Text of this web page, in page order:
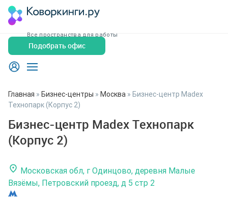
Все пространства для работы
Подобрать офис
Главная » Бизнес-центры » Москва » Бизнес-центр Madex
Технопарк (Корпус 2)
Бизнес-центр Madex Технопарк
(Корпус 2)
Московская обл, г Одинцово, деревня Малые
Вязёмы, Петровский проезд, д 5 стр 2